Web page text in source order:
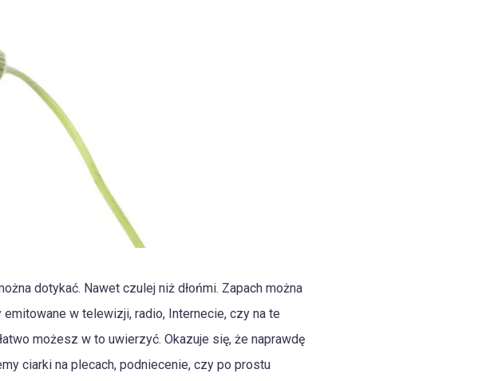
dotykać. Nawet czulej niż dłońmi. Zapach można
w telewizji, radio, Internecie, czy na te
możesz w to uwierzyć. Okazuje się, że naprawdę
ciarki na plecach, podniecenie, czy po prostu